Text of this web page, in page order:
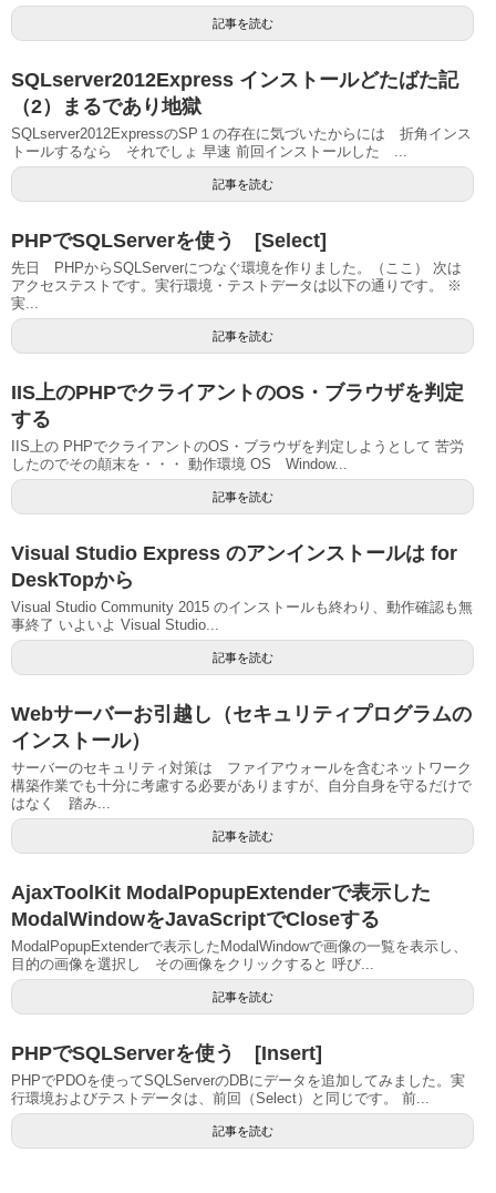
記事を読む
SQLserver2012Express インストールどたばた記
（2）まるであり地獄
SQLserver2012ExpressのSP１の存在に気づいたからには 折角インス
トールするなら それでしょ 早速 前回インストールした ...
記事を読む
PHPでSQLServerを使う [Select]
先日 PHPからSQLServerにつなぐ環境を作りました。（ここ） 次は
アクセステストです。実行環境・テストデータは以下の通りです。 ※
実...
記事を読む
IIS上のPHPでクライアントのOS・ブラウザを判定
する
IIS上の PHPでクライアントのOS・ブラウザを判定しようとして 苦労
したのでその顛末を・・・ 動作環境 OS Window...
記事を読む
Visual Studio Express のアンインストールは for
DeskTopから
Visual Studio Community 2015 のインストールも終わり、動作確認も無
事終了 いよいよ Visual Studio...
記事を読む
Webサーバーお引越し（セキュリティプログラムの
インストール）
サーバーのセキュリティ対策は ファイアウォールを含むネットワーク
構築作業でも十分に考慮する必要がありますが、自分自身を守るだけで
はなく 踏み...
記事を読む
AjaxToolKit ModalPopupExtenderで表示した
ModalWindowをJavaScriptでCloseする
ModalPopupExtenderで表示したModalWindowで画像の一覧を表示し、
目的の画像を選択し その画像をクリックすると 呼び...
記事を読む
PHPでSQLServerを使う [Insert]
PHPでPDOを使ってSQLServerのDBにデータを追加してみました。実
行環境およびテストデータは、前回（Select）と同じです。 前...
記事を読む